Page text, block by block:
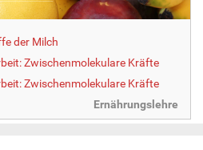
der Milch
Zwischenmolekulare Kräfte
Zwischenmolekulare Kräfte
Ernährungslehre